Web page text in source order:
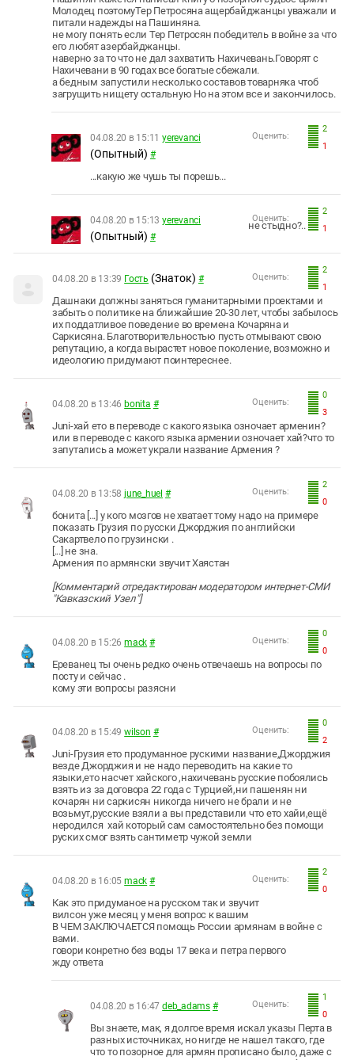
Молодец поэтомуТер Петросяна ащербайджанцы уважали и
питали надежды на Пашиняна.
не могу понять если Тер Петросян победитель в войне за что
его любят азербайджанцы.
наверно за то что не дал захватить Нахичевань.Говорят с
Нахичевани в 90 годах все богатые сбежали.
а бедным запустили несколько составов товарняка чтоб
загрущить нищету остальную Но на этом все и закончилось.
2
1
Оценить:
04.08.20 в 15:11 yerevanci
(Опытный) #
...какую же чушь ты порешь...
2
1
Оценить:
04.08.20 в 15:13 yerevanci
(Опытный) #
не стыдно?..
2
1
Оценить:
04.08.20 в 13:39 Гость (Знаток) #
Дашнаки должны заняться гуманитарными проектами и
забыть о политике на ближайшие 20-30 лет, чтобы забылось
их поддатливое поведение во времена Кочаряна и
Саркисяна. Благотворительностью пусть отмывают свою
репутацию, а когда вырастет новое поколение, возможно и
идеологию придумают поинтереснее.
0
3
Оценить:
04.08.20 в 13:46 bonita #
Juni-хай ето в переводе с какого языка озночает арменин?
или в переводе с какого языка армении озночает хай?что то
запутались а может украли название Армения ?
2
0
Оценить:
04.08.20 в 13:58 june_huel #
бонита [...] у кого мозгов не хватает тому надо на примере
показать Грузия по русски Джорджия по английски
Сакартвело по грузински .
[...] не зна.
Армения по армянски звучит Хаястан
[Комментарий отредактирован модератором интернет-СМИ
"Кавказский Узел"]
0
0
Оценить:
04.08.20 в 15:26 mack #
Ереванец ты очень редко очень отвечаешь на вопросы по
посту и сейчас .
кому эти вопросы разясни
0
2
Оценить:
04.08.20 в 15:49 wilson #
Juni-Грузия ето продуманное рускими название,Джорджия
везде Джорджия и не надо переводить на какие то
языки,ето насчет хайского ,нахичевань русские побоялись
взять из за договора 22 года с Турцией,ни пашенян ни
кочарян ни саркисян никогда ничего не брали и не
возьмут,русские взяли а вы представили что ето хайи,ещё
неродился хай который сам самостоятельно без помощи
руских смог взять сантиметр чужой земли
2
0
Оценить:
04.08.20 в 16:05 mack #
Как это придуманое на русском так и звучит
вилсон уже месяц у меня вопрос к вашим
В ЧЕМ ЗАКЛЮЧАЕТСЯ помощь России армянам в войне с
вами.
говори конретно без воды 17 века и петра первого
жду ответа
1
0
Оценить:
04.08.20 в 16:47 deb_adams #
Вы знаете, мак, я долгое время искал указы Перта в
разных источниках, но нигде не нашел такого, где
что то позорное для армян прописано было, даже с